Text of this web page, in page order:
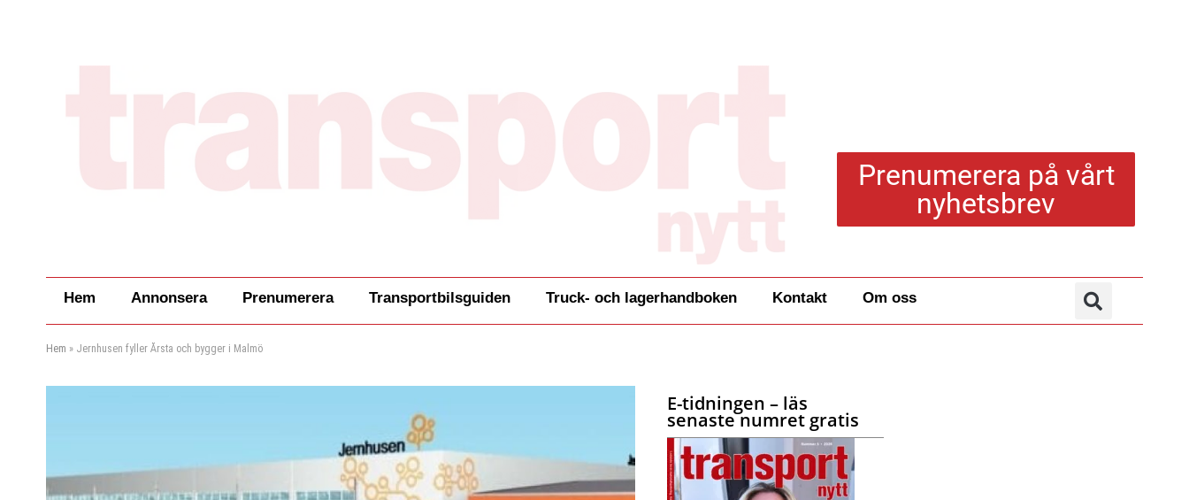
Prenumerera på vårt
nyhetsbrev
Hem Annonsera Prenumerera Transportbilsguiden Truck- och lagerhandboken Kontakt Om oss
Hem » Jernhusen fyller Årsta och bygger i Malmö
E-tidningen – läs
senaste numret gratis